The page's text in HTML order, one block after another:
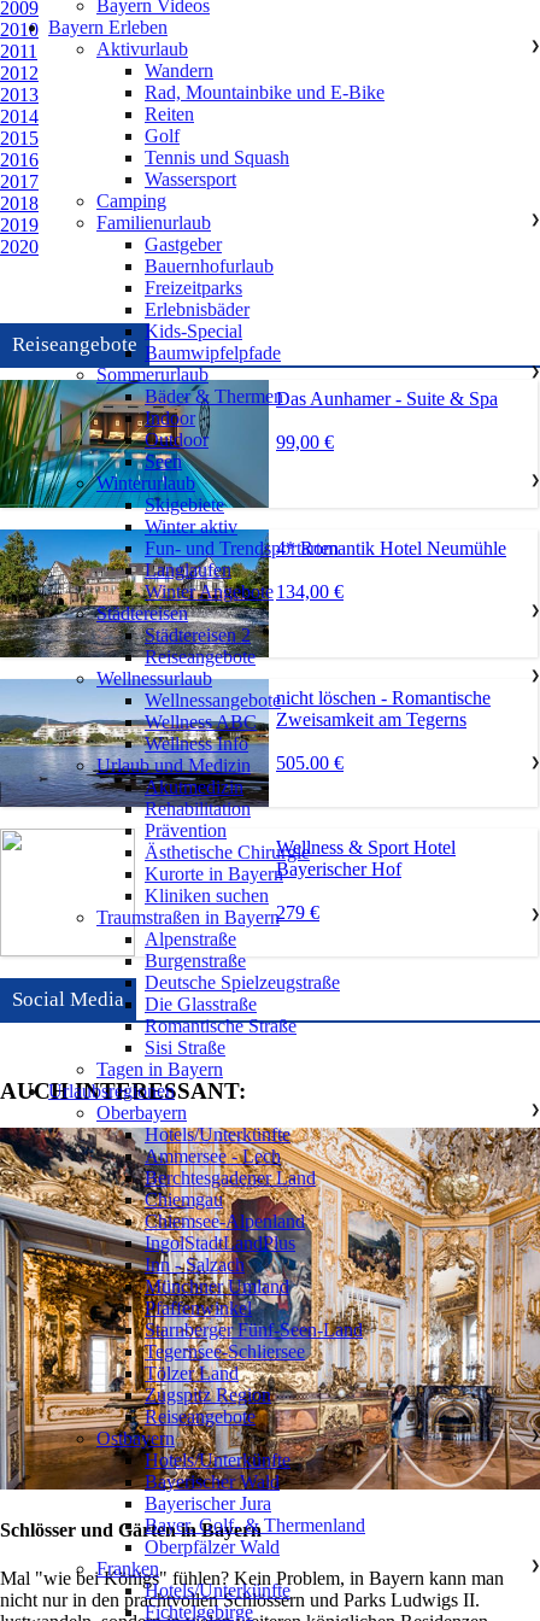
2009
2010
2011
2012
2013
2014
2015
2016
2017
2018
2019
2020
Reiseangebote
Das Aunhamer - Suite & Spa
99,00 €
4* Romantik Hotel Neumühle
134,00 €
nicht löschen - Romantische
Zweisamkeit am Tegerns
505.00 €
Wellness & Sport Hotel
Bayerischer Hof
279 €
Social Media
AUCH INTERESSANT:
Schlösser und Gärten in Bayern
Mal "wie bei Königs" fühlen? Kein Problem, in Bayern kann man
nicht nur in den prachtvollen Schlössern und Parks Ludwigs II.
Bayern Videos
Bayern Erleben
Aktivurlaub
❯
Wandern
Rad, Mountainbike und E-Bike
Reiten
Golf
Tennis und Squash
Wassersport
Camping
Familienurlaub
❯
Gastgeber
Bauernhofurlaub
Freizeitparks
Erlebnisbäder
Kids-Special
Baumwipfelpfade
Sommerurlaub
❯
Bäder & Thermen
Indoor
Outdoor
Seen
Winterurlaub
❯
Skigebiete
Winter aktiv
Fun- und Trendsportarten
Langlaufen
Winter Angebote
Städtereisen
❯
Städtereisen 2
Reiseangebote
Wellnessurlaub
❯
Wellnessangebote
Wellness ABC
Wellness Info
Urlaub und Medizin
❯
Akutmedizin
Rehabilitation
Prävention
Ästhetische Chirurgie
Kurorte in Bayern
Kliniken suchen
Traumstraßen in Bayern
❯
Alpenstraße
Burgenstraße
Deutsche Spielzeugstraße
Die Glasstraße
Romantische Straße
Sisi Straße
Tagen in Bayern
Urlaubsregionen
Oberbayern
❯
Hotels/Unterkünfte
Ammersee - Lech
Berchtesgadener Land
Chiemgau
Chiemsee-Alpenland
IngolStadtLandPlus
Inn - Salzach
Münchner Umland
Pfaffenwinkel
Starnberger Fünf-Seen-Land
Tegernsee-Schliersee
Tölzer Land
Zugspitz Region
Reiseangebote
Ostbayern
❯
Hotels/Unterkünfte
Bayerischer Wald
Bayerischer Jura
Bayer. Golf- & Thermenland
Oberpfälzer Wald
Franken
❯
Hotels/Unterkünfte
Fichtelgebirge